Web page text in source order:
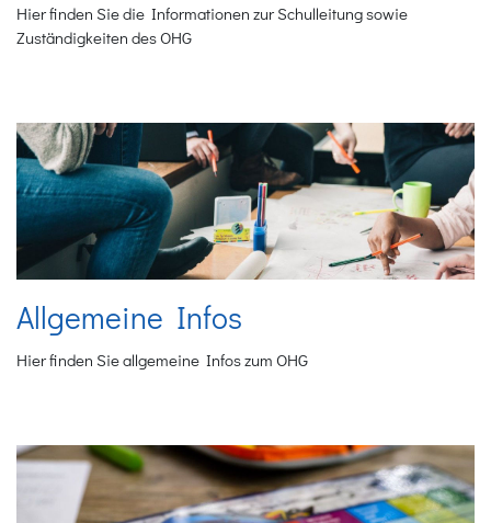
Hier finden Sie die Informationen zur Schulleitung sowie
Zuständigkeiten des OHG
Allgemeine Infos
Hier finden Sie allgemeine Infos zum OHG